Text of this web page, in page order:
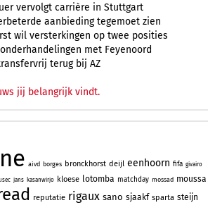
vervolgt carrière in Stuttgart
aanbieding tegemoet zien
wil versterkingen op twee posities
met Feyenoord
terug bij AZ
jij belangrijk vindt.
aivd borges bronckhorst deijl eenhoorn fifa givairo
jans kasanwirjo kloese lotomba matchday mossad moussa
reputatie rigaux sano sjaakf sparta steijn